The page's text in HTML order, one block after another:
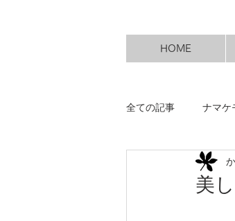
HOME
全ての記事 ナマケ
ローカリゼーショ
美
♦✦